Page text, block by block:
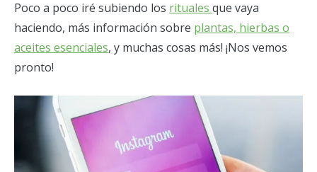
Poco a poco iré subiendo los rituales que vaya
haciendo, más información sobre plantas, hierbas o
aceites esenciales, y muchas cosas más! ¡Nos vemos
pronto!